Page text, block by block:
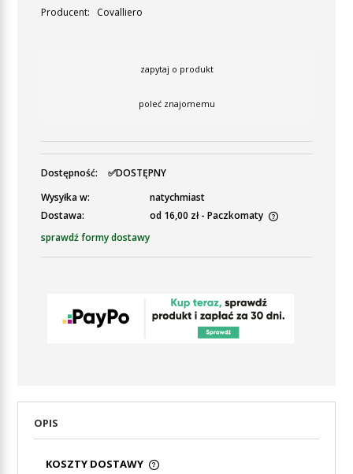
Producent: Covalliero
zapytaj o produkt
poleć znajomemu
Dostępność:
✅DOSTĘPNY
Wysyłka w:
natychmiast
Dostawa:
od 16,00 zł - Paczkomaty
Cena nie zawiera ewentualnych kosztów płatności
sprawdź formy dostawy
OPIS
KOSZTY DOSTAWY